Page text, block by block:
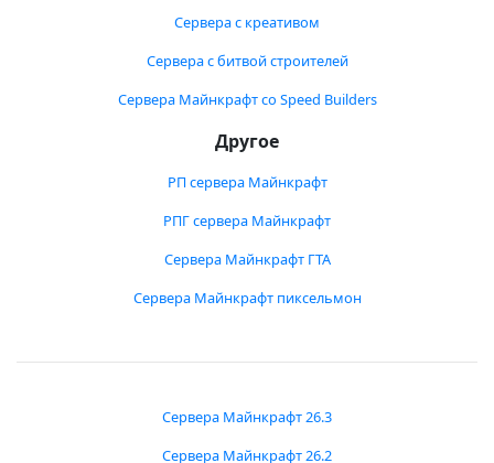
Сервера с креативом
Сервера с битвой строителей
Сервера Майнкрафт со Speed Builders
Другое
РП сервера Майнкрафт
РПГ сервера Майнкрафт
Сервера Майнкрафт ГТА
Сервера Майнкрафт пиксельмон
Сервера Майнкрафт 26.3
Сервера Майнкрафт 26.2